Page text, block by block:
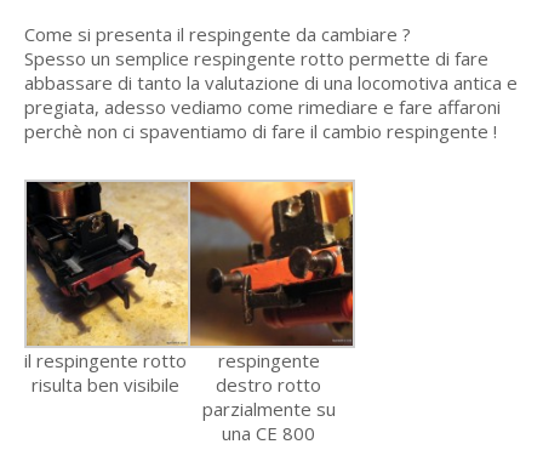
Come si presenta il respingente da cambiare ?
Spesso un semplice respingente rotto permette di fare
abbassare di tanto la valutazione di una locomotiva antica e
pregiata, adesso vediamo come rimediare e fare affaroni
perchè non ci spaventiamo di fare il cambio respingente !
il respingente rotto
risulta ben visibile
respingente
destro rotto
parzialmente su
una CE 800